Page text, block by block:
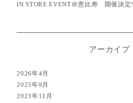
IN STORE EVENT＠恵比寿 開催決定!
アーカイブ
2026年4月
2025年9月
2023年11月